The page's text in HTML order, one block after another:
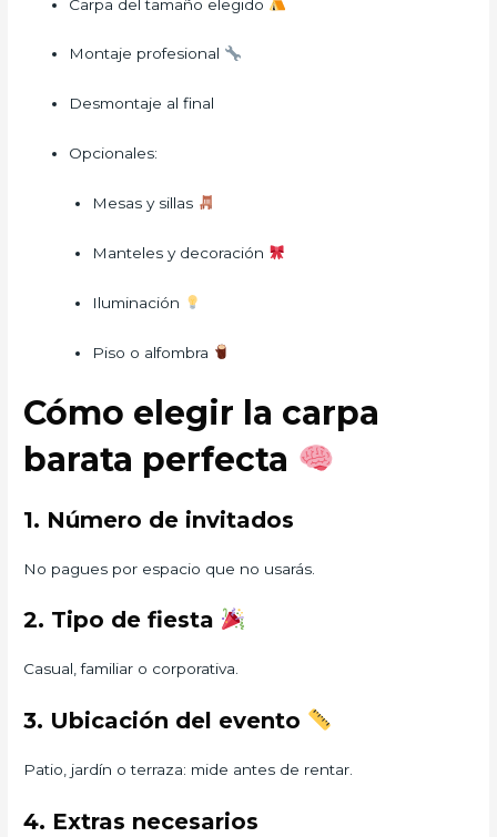
Carpa del tamaño elegido
Montaje profesional
Desmontaje al final
Opcionales:
Mesas y sillas
Manteles y decoración
Iluminación
Piso o alfombra
Cómo elegir la carpa
barata perfecta
1. Número de invitados
No pagues por espacio que no usarás.
2. Tipo de fiesta
Casual, familiar o corporativa.
3. Ubicación del evento
Patio, jardín o terraza: mide antes de rentar.
4. Extras necesarios